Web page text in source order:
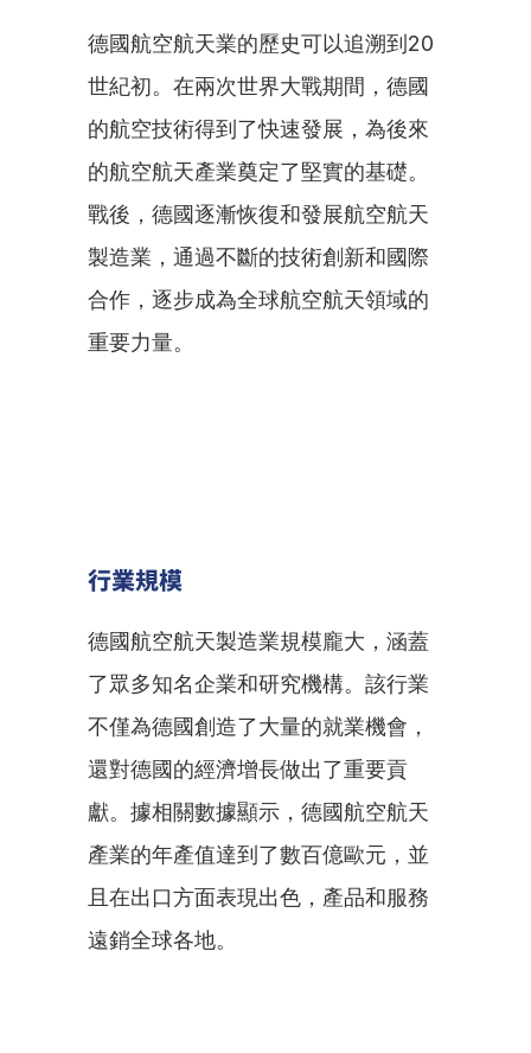
德國航空航天業的歷史可以追溯到20
世紀初。在兩次世界大戰期間，德國
的航空技術得到了快速發展，為後來
的航空航天產業奠定了堅實的基礎。
戰後，德國逐漸恢復和發展航空航天
製造業，通過不斷的技術創新和國際
合作，逐步成為全球航空航天領域的
重要力量。
行業規模
德國航空航天製造業規模龐大，涵蓋
了眾多知名企業和研究機構。該行業
不僅為德國創造了大量的就業機會，
還對德國的經濟增長做出了重要貢
獻。據相關數據顯示，德國航空航天
產業的年產值達到了數百億歐元，並
且在出口方面表現出色，產品和服務
遠銷全球各地。